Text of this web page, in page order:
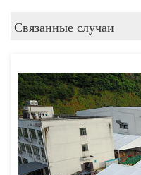
Связанные случаи